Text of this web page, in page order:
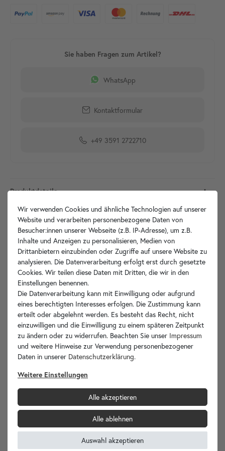
WhatsApp
Kontaktformular
+49 3591 2722710
Produktdetails
Artikelbeschreibung
Technische Zeichnung
Hersteller-Info
Ihre Vorteile
wohnfreuden.de -
Ihr Spezialist für Waschbecken Unikate!
InternationalerVersand
Wir verwenden Cookies und ähnliche Technologien auf unserer
Website und verarbeiten personenbezogene Daten von
Besucher:innen unserer Webseite (z.B. IP-Adresse), um z.B.
Inhalte und Anzeigen zu personalisieren, Medien von
Drittanbietern einzubinden oder Zugriffe auf unsere Website zu
analysieren. Die Datenverarbeitung erfolgt erst durch gesetzte
Cookies. Wir teilen diese Daten mit Dritten, die wir in den
Einstellungen benennen.
Die Datenverarbeitung kann mit Einwilligung oder aufgrund
eines berechtigten Interesses erfolgen. Die Zustimmung kann
erteilt oder abgelehnt werden. Es besteht das Recht, nicht
einzuwilligen und die Einwilligung zu einem späteren Zeitpunkt
zu ändern oder zu widerrufen. Beachten Sie unser Impressum
und weitere Hinweise zur Verwendung personenbezogener
Daten in unserer Daten­schutz­erklärung.
Weitere Einstellungen
Alle akzeptieren
Alle ablehnen
Auswahl akzeptieren